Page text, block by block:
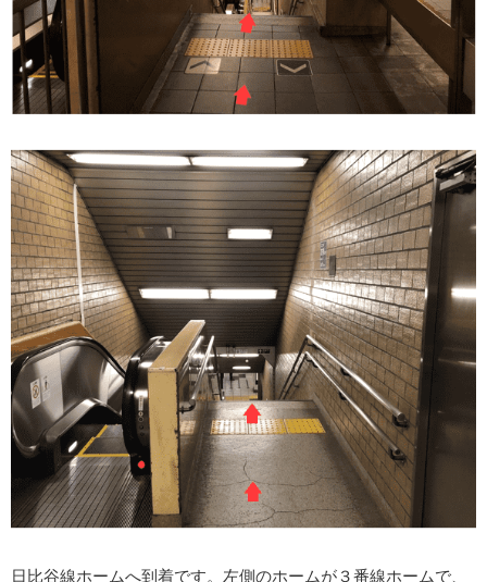
日比谷線ホームへ到着です。左側のホームが３番線ホームで、